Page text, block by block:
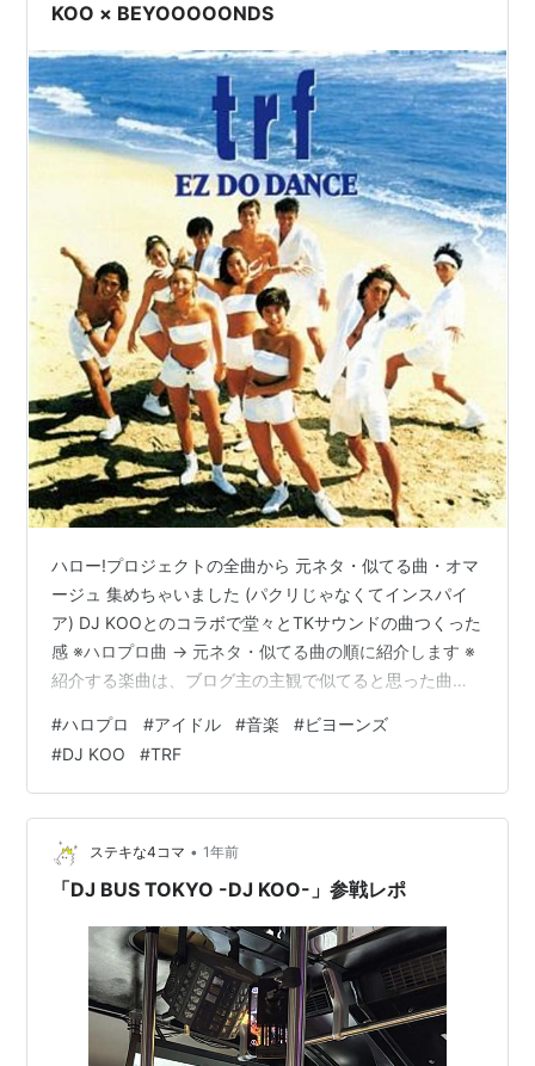
KOO × BEYOOOOONDS
ハロー!プロジェクトの全曲から 元ネタ・似てる曲・オマ
ージュ 集めちゃいました (パクリじゃなくてインスパイ
ア) DJ KOOとのコラボで堂々とTKサウンドの曲つくった
感 ※ハロプロ曲 → 元ネタ・似てる曲の順に紹介します ※
紹介する楽曲は、ブログ主の主観で似てると思った曲を
KOO × BEYOOOOONDS - 最KOO DE DANCE(2025)
TRF - EZ DO DANCE(1993) はっぱ隊 - YATTA!(2001)
DJ KOO × BEYOOOOONDS - 最KOO DE DANCE(2025)
作詞：星部シ…
#ハロプロ #アイドル #音楽 #ビヨーンズ
#DJ KOO #TRF
ステキな4コマ • 1年前
「DJ BUS TOKYO -DJ KOO-」参戦レポ